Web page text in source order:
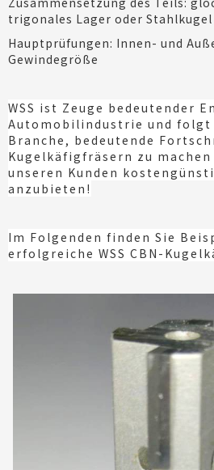
trigonales Lager oder Stahlkugel
Hauptprüfungen: Innen- und
Gewindegröße
WSS ist Zeuge bedeutender
Automobilindustrie und folgt
Branche, bedeutende
Kugelkäfigfräsern zu
unseren Kunden
anzubieten!
Im Folgenden finden Sie
erfolgreiche WSS CBN-